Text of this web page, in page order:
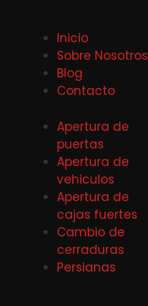
Inicio
Sobre Nosotros
Blog
Contacto
Apertura de
puertas
Apertura de
vehiculos
Apertura de
cajas fuertes
Cambio de
cerraduras
Persianas